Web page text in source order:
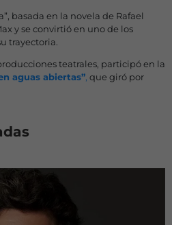
basada en la novela de Rafael
y se convirtió en uno de los
trayectoria.
teatrales, participó en la
aguas abiertas”, que giró por